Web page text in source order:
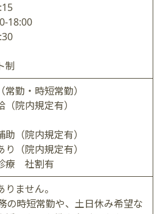
18:00
制
常勤・時短常勤）
（院内規定有）
助（院内規定有）
り（院内規定有）
療 社割有
ません。
の時短常勤や、土日休み希望な